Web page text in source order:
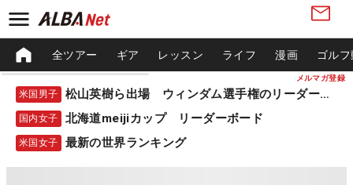
メルマガ登録
全ツアー ギア レッスン ライフ 漫画 ゴル
米国男子 松山英樹ら出場 ウィンダム選手権のリーダーボード
国内女子 北海道meijiカップ リーダーボード
米国女子 最新の世界ランキング